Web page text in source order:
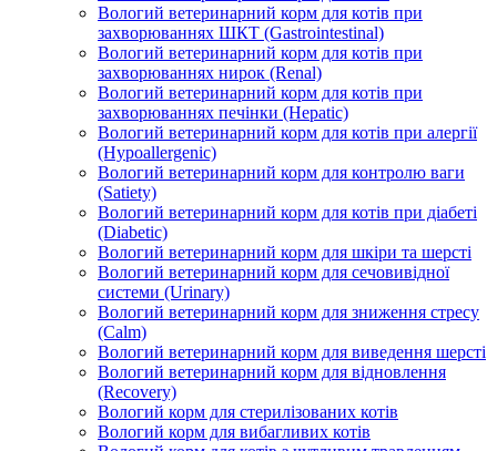
Вологий ветеринарний корм для котів при
захворюваннях ШКТ (Gastrointestinal)
Вологий ветеринарний корм для котів при
захворюваннях нирок (Renal)
Вологий ветеринарний корм для котів при
захворюваннях печінки (Hepatic)
Вологий ветеринарний корм для котів при алергії
(Hypoallergenic)
Вологий ветеринарний корм для контролю ваги
(Satiety)
Вологий ветеринарний корм для котів при діабеті
(Diabetic)
Вологий ветеринарний корм для шкіри та шерсті
Вологий ветеринарний корм для сечовивідної
системи (Urinary)
Вологий ветеринарний корм для зниження стресу
(Calm)
Вологий ветеринарний корм для виведення шерсті
Вологий ветеринарний корм для відновлення
(Recovery)
Вологий корм для стерилізованих котів
Вологий корм для вибагливих котів